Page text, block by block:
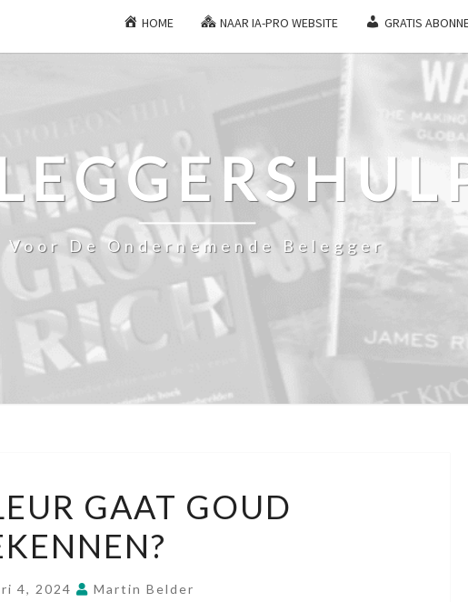
HOME NAAR IA-PRO WEBSITE GRATIS
Voor De Ondernemende Belegger
KLEUR
GAAT
GOUD
BEKENNEN?
GAAT GOUD
4, 2024 Martin Belder